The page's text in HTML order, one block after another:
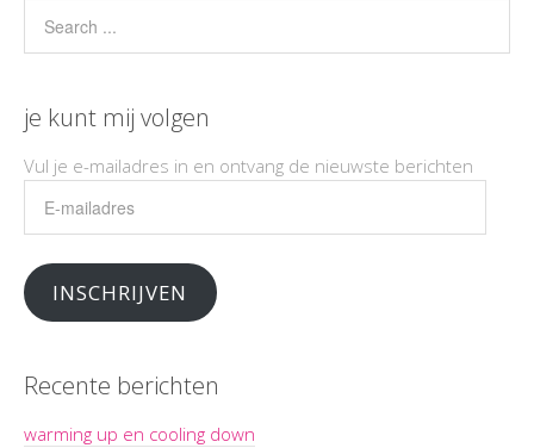
je kunt mij volgen
Vul je e-mailadres in en ontvang de nieuwste berichten
mailadres
INSCHRIJVEN
Recente berichten
warming up en cooling down